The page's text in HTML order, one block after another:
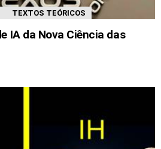
TEXTOS TEÓRICOS
IA da Nova Ciência das